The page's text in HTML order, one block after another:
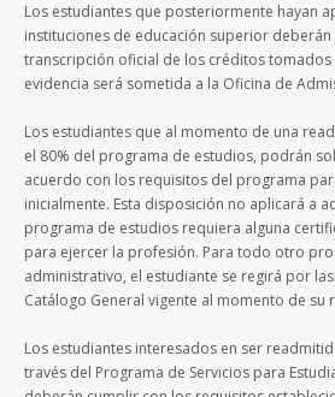
Los estudiantes que posteriormente hayan
instituciones de educación superior
transcripción oficial de los créditos tomados
evidencia será sometida a la Oficina de
Los estudiantes que al momento de una
el 80% del programa de estudios, podrán
acuerdo con los requisitos del programa
inicialmente. Esta disposición no aplicará a
programa de estudios requiera alguna
para ejercer la profesión. Para todo otro
administrativo, el estudiante se regirá por
Catálogo General vigente al momento de su
Los estudiantes interesados en ser
través del Programa de Servicios para